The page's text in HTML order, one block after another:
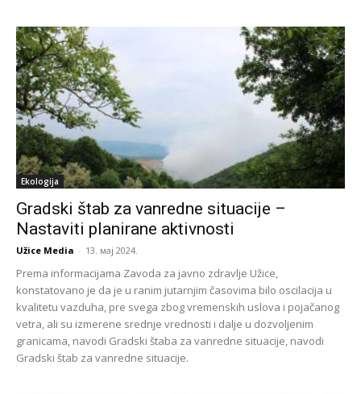
Ekologija
Gradski štab za vanredne situacije –
Nastaviti planirane aktivnosti
Užice Media - 13. мај 2024.
Prema informacijama Zavoda za javno zdravlje Užice,
konstatovano je da je u ranim jutarnjim časovima bilo oscilacija u
kvalitetu vazduha, pre svega zbog vremenskih uslova i pojačanog
vetra, ali su izmerene srednje vrednosti i dalje u dozvoljenim
granicama, navodi Gradski štaba za vanredne situacije, navodi
Gradski štab za vanredne situacije.